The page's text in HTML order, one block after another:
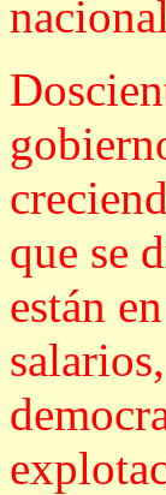
que se
están